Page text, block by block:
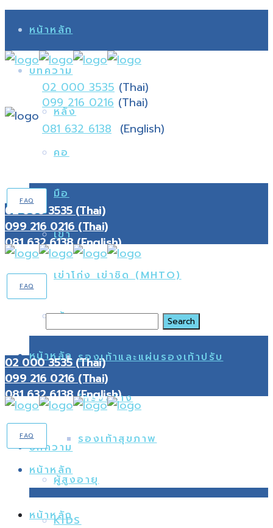
หน้าหลัก
บทความ
หลัง
คอ
มือ
เข่า
เข่าโก่ง เข่าชิด (MHTO)
เท้า
รองเท้าและแผ่นรองเท้าปรับ
โครงสร้าง
รองเท้าสุขภาพ
ผู้สูงอายุ
KIDS
02 000 3535 (Thai)
099 216 0216 (Thai)
081 632 6138 (English)
FAQ
02 000 3535 (Thai)
099 216 0216 (Thai)
081 632 6138 (English)
FAQ
หน้าหลัก
บทความ
02 000 3535 (Thai)
099 216 0216 (Thai)
081 632 6138 (English)
FAQ
หน้าหลัก
หน้าหลัก